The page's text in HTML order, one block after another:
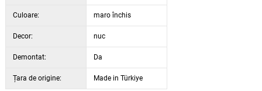
Culoare: maro închis
Decor: nuc
Demontat: Da
Țara de origine: Made in Türkiye